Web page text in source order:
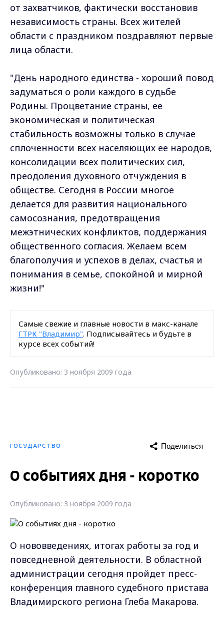
от захватчиков, фактически восстановив
независимость страны. Всех жителей
области с праздником поздравляют первые
лица области.
"День народного единства - хороший повод
задуматься о роли каждого в судьбе
Родины. Процветание страны, ее
экономическая и политическая
стабильность возможны только в случае
сплоченности всех населяющих ее народов,
консолидации всех политических сил,
преодоления духовного отчуждения в
обществе. Сегодня в России многое
делается для развития национального
самосознания, предотвращения
межэтнических конфликтов, поддержания
общественного согласия. Желаем всем
благополучия и успехов в делах, счастья и
понимания в семье, спокойной и мирной
жизни!"
Самые свежие и главные новости в макс-канале
ГТРК "Владимир". Подписывайтесь и будьте в
курсе всех событий!
Опубликовано: 3 ноября 2009 года
ГОСУДАРСТВО Поделиться
О событиях дня - коротко
Опубликовано: 3 ноября 2009 года
О нововведениях, итогах работы за год и
повседневной деятельности. В областной
администрации сегодня пройдет пресс-
конференция главного судебного пристава
Владимирского региона Глеба Макарова.